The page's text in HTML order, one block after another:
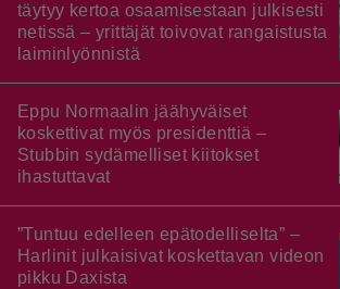
täytyy kertoa osaamisestaan julkisesti
netissä – yrittäjät toivovat rangaistusta
laiminlyönnistä
Eppu Normaalin jäähyväiset
koskettivat myös presidenttiä –
Stubbin sydämelliset kiitokset
ihastuttavat
”Tuntuu edelleen epätodelliselta” –
Harlinit julkaisivat koskettavan videon
pikku Daxista